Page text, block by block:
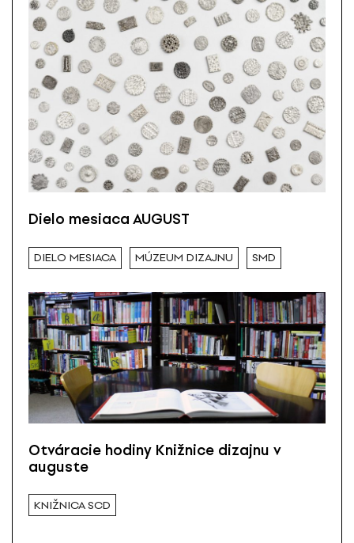
Dielo mesiaca AUGUST
DIELO MESIACA MÚZEUM DIZAJNU SMD
Otváracie hodiny Knižnice dizajnu v
auguste
KNIŽNICA SCD